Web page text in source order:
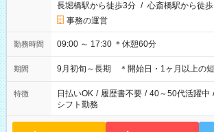
長堀橋駅から徒歩3分 / 心斎橋駅から徒
事務の運営
勤務時間 09:00 ～ 17:30 ＊休憩60分
期間 9月初旬～長期 ＊開始日・1ヶ月以上の
特徴 日払いOK / 履歴書不要 / 40～50代活躍中 /
シフト勤務